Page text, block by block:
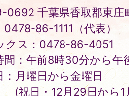
0692 千葉県香取郡東庄
0478-86-1111（代表）
クス：0478-86-4051
間：午前8時30分から午
：月曜日から金曜日
(祝日・12月29日から